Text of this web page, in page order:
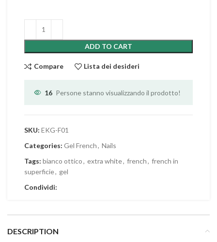
ADD TO CART
Compare Lista dei desideri
16 Persone stanno visualizzando il prodotto!
SKU: EKG-F01
Categories: Gel French, Nails
Tags: bianco ottico, extra white, french, french in
superficie, gel
Condividi:
DESCRIPTION